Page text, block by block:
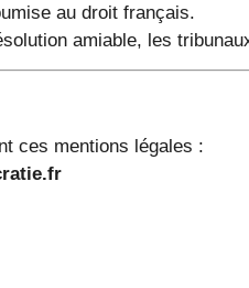
au droit français.
amiable, les
ces mentions légales :